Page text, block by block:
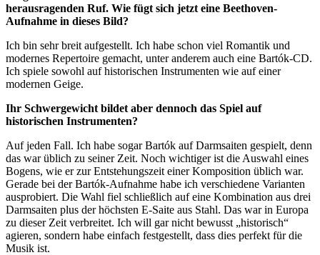
herausragenden Ruf. Wie fügt sich jetzt eine Beethoven-
Aufnahme in dieses Bild?
Ich bin sehr breit aufgestellt. Ich habe schon viel Romantik und
modernes Repertoire gemacht, unter anderem auch eine Bartók-CD.
Ich spiele sowohl auf historischen Instrumenten wie auf einer
modernen Geige.
Ihr Schwergewicht bildet aber dennoch das Spiel auf
historischen Instrumenten?
Auf jeden Fall. Ich habe sogar Bartók auf Darmsaiten gespielt, denn
das war üblich zu seiner Zeit. Noch wichtiger ist die Auswahl eines
Bogens, wie er zur Entstehungszeit einer Komposition üblich war.
Gerade bei der Bartók-Aufnahme habe ich verschiedene Varianten
ausprobiert. Die Wahl fiel schließlich auf eine Kombination aus drei
Darmsaiten plus der höchsten E-Saite aus Stahl. Das war in Europa
zu dieser Zeit verbreitet. Ich will gar nicht bewusst „historisch“
agieren, sondern habe einfach festgestellt, dass dies perfekt für die
Musik ist.